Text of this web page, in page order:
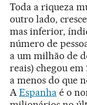
Toda a riqueza
outro lado,
mas inferior,
número de
a um milhão de
reais) chegou em
a menos do que
AEspanhaé o